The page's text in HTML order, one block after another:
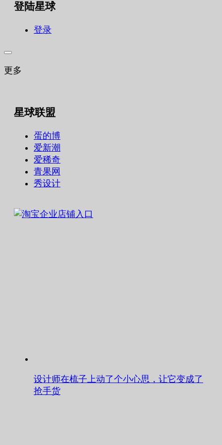
登陆星球
登录
更多
星球联盟
蛋的博
爱新潮
爱稀奇
青果网
秀设计
设计师在梳子上动了个小心思，让它变成了
抢手货